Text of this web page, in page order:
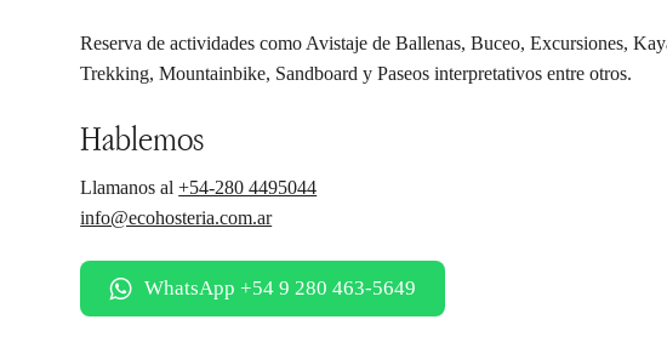
Reserva de actividades como Avistaje de Ballenas, Buceo, Excursiones,
Trekking, Mountainbike, Sandboard y Paseos interpretativos entre otros.
Hablemos
Llamanos al+54-280 4495044
info@ecohosteria.com.ar
WhatsApp +54 9 280 463-5649